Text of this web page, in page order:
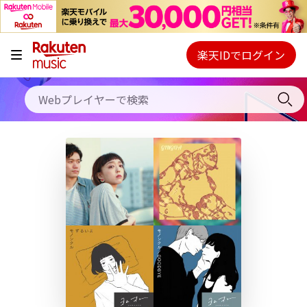
キャンペーン
料金プラン
使い方
初回30日間無料お試し
Webプレイヤー
ご契約内容の確認・変更
楽天IDでログイン